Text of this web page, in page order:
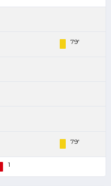
79'
79'
1